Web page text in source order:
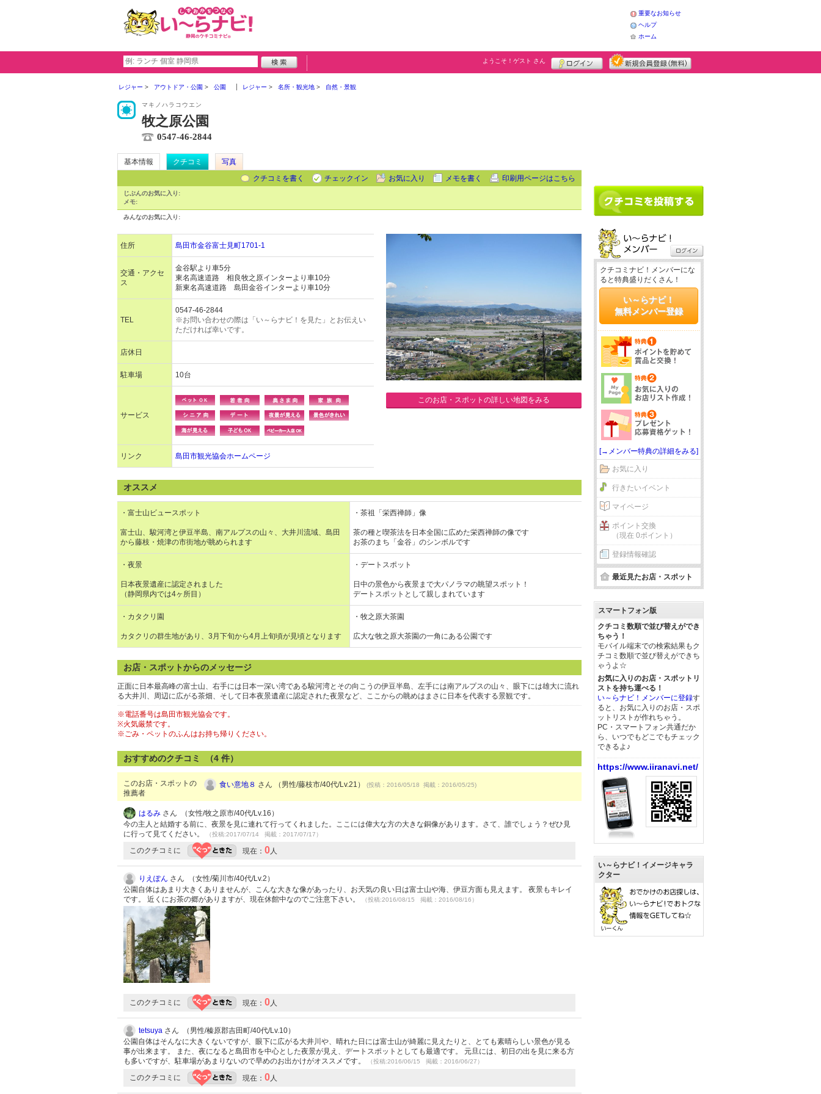
重要なお知らせ
ヘルプ
ホーム
ようこそ！ ゲスト さん
レジャー アウトドア・公園 公園 レジャー 名所・観光地 自然・景観
マキノハラコウエン
牧之原公園
0547-46-2844
基本情報 クチコミ
写真
クチコミを書く
チェックイン お気に入り メモを書く 印刷用ページはこちら
じぶんのお気に入り:
メモ:
みんなのお気に入り:
住所 島田市金谷富士見町1701-1
交通・アクセ
ス
金谷駅より車5分
東名高速道路 相良牧之原インターより車10分
新東名高速道路 島田金谷インターより車10分
TEL
0547-46-2844
※お問い合わせの際は「い～らナビ！を見た」とお伝えい
ただければ幸いです。
店休日
駐車場 10台
サービス
リンク 島田市観光協会ホームページ
このお店・スポットの詳しい地図をみる
オススメ
・富士山ビュースポット
富士山、駿河湾と伊豆半島、南アルプスの山々、大井川流域、島田
から藤枝・焼津の市街地が眺められます
・茶祖「栄西禅師」像
茶の種と喫茶法を日本全国に広めた栄西禅師の像です
お茶のまち「金谷」のシンボルです
・夜景
日本夜景遺産に認定されました
（静岡県内では4ヶ所目）
・デートスポット
日中の景色から夜景まで大パノラマの眺望スポット！
デートスポットとして親しまれています
・カタクリ園
カタクリの群生地があり、3月下旬から4月上旬頃が見頃となります
・牧之原大茶園
広大な牧之原大茶園の一角にある公園です
お店・スポットからのメッセージ
正面に日本最高峰の富士山、右手には日本一深い湾である駿河湾とその向こうの伊豆半島、左手には南アルプスの山々、眼下には雄大に流れ
る大井川、周辺に広がる茶畑、そして日本夜景遺産に認定された夜景など、ここからの眺めはまさに日本を代表する景観です。
※電話番号は島田市観光協会です。
※火気厳禁です。
※ごみ・ペットのふんはお持ち帰りください。
おすすめのクチコミ （4 件）
このお店・スポットの
推薦者
食い意地８ さん （男性/藤枝市/40代/Lv.21） (投稿：2016/05/18 掲載：2016/05/25)
はるみ さん （女性/牧之原市/40代/Lv.16）
今の主人と結婚する前に、夜景を見に連れて行ってくれました。ここには偉大な方の大きな銅像があります。さて、誰でしょう？ぜひ見
に行って見てください。
（投稿:2017/07/14 掲載：2017/07/17）
このクチコミに 現在： 0人
りえぽん さん （女性/菊川市/40代/Lv.2）
公園自体はあまり大きくありませんが、こんな大きな像があったり、お天気の良い日は富士山や海、伊豆方面も見えます。 夜景もキレイ
です。 近くにお茶の郷がありますが、現在休館中なのでご注意下さい。
（投稿:2016/08/15 掲載：2016/08/16）
このクチコミに 現在： 0人
tetsuya さん （男性/榛原郡吉田町/40代/Lv.10）
公園自体はそんなに大きくないですが、眼下に広がる大井川や、晴れた日には富士山が綺麗に見えたりと、とても素晴らしい景色が見る
事が出来ます。 また、夜になると島田市を中心とした夜景が見え、デートスポットとしても最適です。 元旦には、初日の出を見に来る方
も多いですが、駐車場があまりないので早めのお出かけがオススメです。
（投稿:2016/06/15 掲載：2016/06/27）
このクチコミに 現在： 0人
クチコミナビ！メンバーにな
ると特典盛りだくさん！
い～らナビ！
無料メンバー登録
[→メンバー特典の詳細をみる]
お気に入り
行きたいイベント
マイページ
ポイント交換
（現在 0ポイント）
登録情報確認
最近見たお店・スポット
スマートフォン版
クチコミ数順で並び替えができ
ちゃう！
モバイル端末での検索結果もク
チコミ数順で並び替えができち
ゃうよ☆
お気に入りのお店・スポットリ
ストを持ち運べる！
い～らナビ！メンバーに登録す
ると、お気に入りのお店・スポ
ットリストが作れちゃう。
PC・スマートフォン共通だか
ら、いつでもどこでもチェック
できるよ♪
https://www.iiranavi.net/
い～らナビ！イメージキャラ
クター